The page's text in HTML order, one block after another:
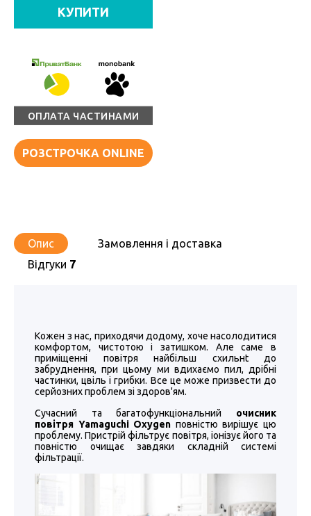
КУПИТИ
ОПЛАТА ЧАСТИНАМИ
РОЗСТРОЧКА ONLINE
Опис
Замовлення і доставка
Відгуки 7
Кожен з нас, приходячи додому, хоче насолодитися
комфортом, чистотою і затишком. Але саме в
приміщенні повітря найбільш схильнt до
забруднення, при цьому ми вдихаємо пил, дрібні
частинки, цвіль і грибки. Все це може призвести до
серйозних проблем зі здоров'ям.
Сучасний та багатофункціональний очисник
повітря Yamaguchi Oxygen повністю вирішує цю
проблему. Пристрій фільтрує повітря, іонізує його та
повністю очищає завдяки складній системі
фільтрації.